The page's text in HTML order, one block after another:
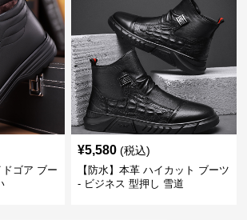
ドゴア ブー
¥5,580 (税込)
【防水】本革 ハイカット ブーツ
- ビジネス 型押し 雪道